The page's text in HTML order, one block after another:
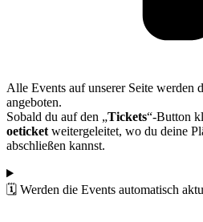
Alle Events auf unserer Seite werden
angeboten.
Sobald du auf den „Tickets“-Button
oeticketweitergeleitet, wo du deine
abschließen kannst.
🗓️ Werden die Events automatisch